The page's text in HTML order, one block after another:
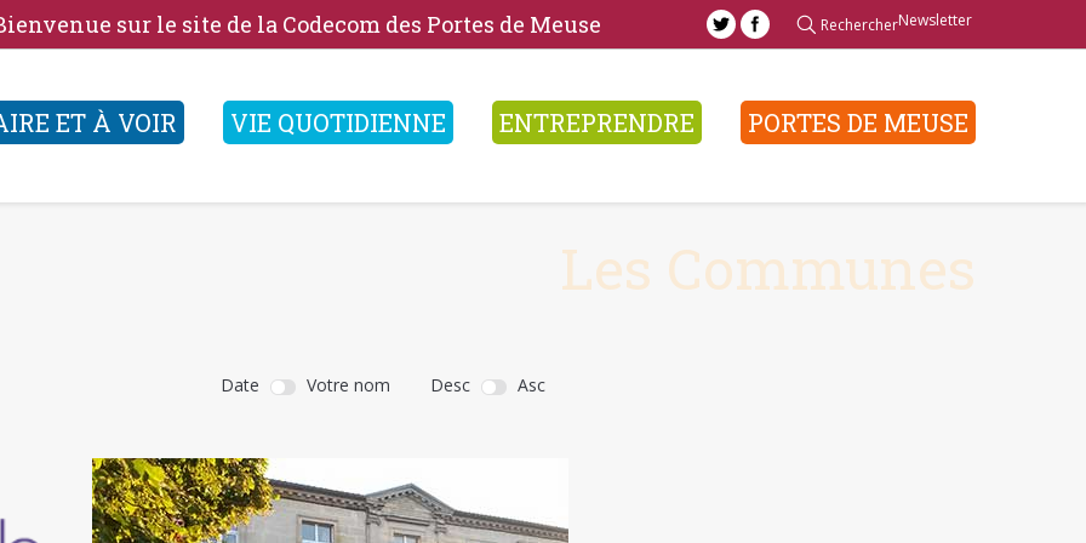
sur le site de la Codecom des Portes de Meuse RechercherNewsletter
ET À VOIR VIE QUOTIDIENNE ENTREPRENDRE PORTES DE MEUSE
Les Communes
Date Votre nom Desc Asc